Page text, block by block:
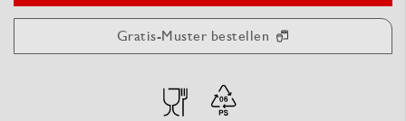
Gratis-Muster bestellen